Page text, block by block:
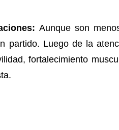
Aunque son
partido. Luego de la
fortalecimiento